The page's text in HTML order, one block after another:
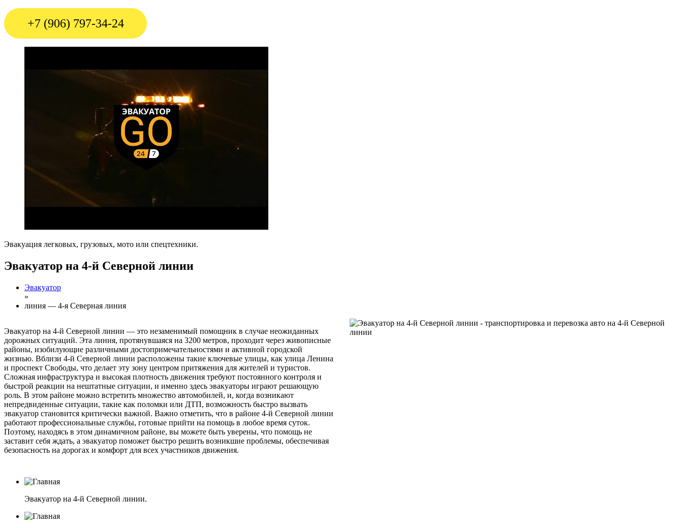
+7 (906) 797-34-24
Эвакуация легковых, грузовых, мото или спецтехники.
Эвакуатор на 4-й Северной линии
Эвакуатор
»
линия — 4-я Северная линия
Эвакуатор на 4-й Северной линии — это незаменимый помощник в случае неожиданных
дорожных ситуаций. Эта линия, протянувшаяся на 3200 метров, проходит через живописные
районы, изобилующие различными достопримечательностями и активной городской
жизнью. Вблизи 4-й Северной линии расположены такие ключевые улицы, как улица Ленина
и проспект Свободы, что делает эту зону центром притяжения для жителей и туристов.
Сложная инфраструктура и высокая плотность движения требуют постоянного контроля и
быстрой реакции на нештатные ситуации, и именно здесь эвакуаторы играют решающую
роль. В этом районе можно встретить множество автомобилей, и, когда возникают
непредвиденные ситуации, такие как поломки или ДТП, возможность быстро вызвать
эвакуатор становится критически важной. Важно отметить, что в районе 4-й Северной линии
работают профессиональные службы, готовые прийти на помощь в любое время суток.
Поэтому, находясь в этом динамичном районе, вы можете быть уверены, что помощь не
заставит себя ждать, а эвакуатор поможет быстро решить возникшие проблемы, обеспечивая
безопасность на дорогах и комфорт для всех участников движения.
Эвакуатор на 4-й Северной линии.